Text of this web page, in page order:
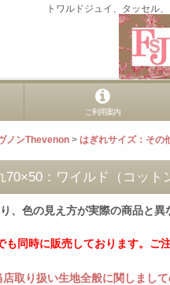
トワルドジュイ、タッセル
ご利用案内
ノンThevenon > はぎれサイズ：その
70×50：ワイルド（コッ
、色の見え方が実際の商品と異
も同時に販売しております。ご
店取り扱い生地全般に関しまし